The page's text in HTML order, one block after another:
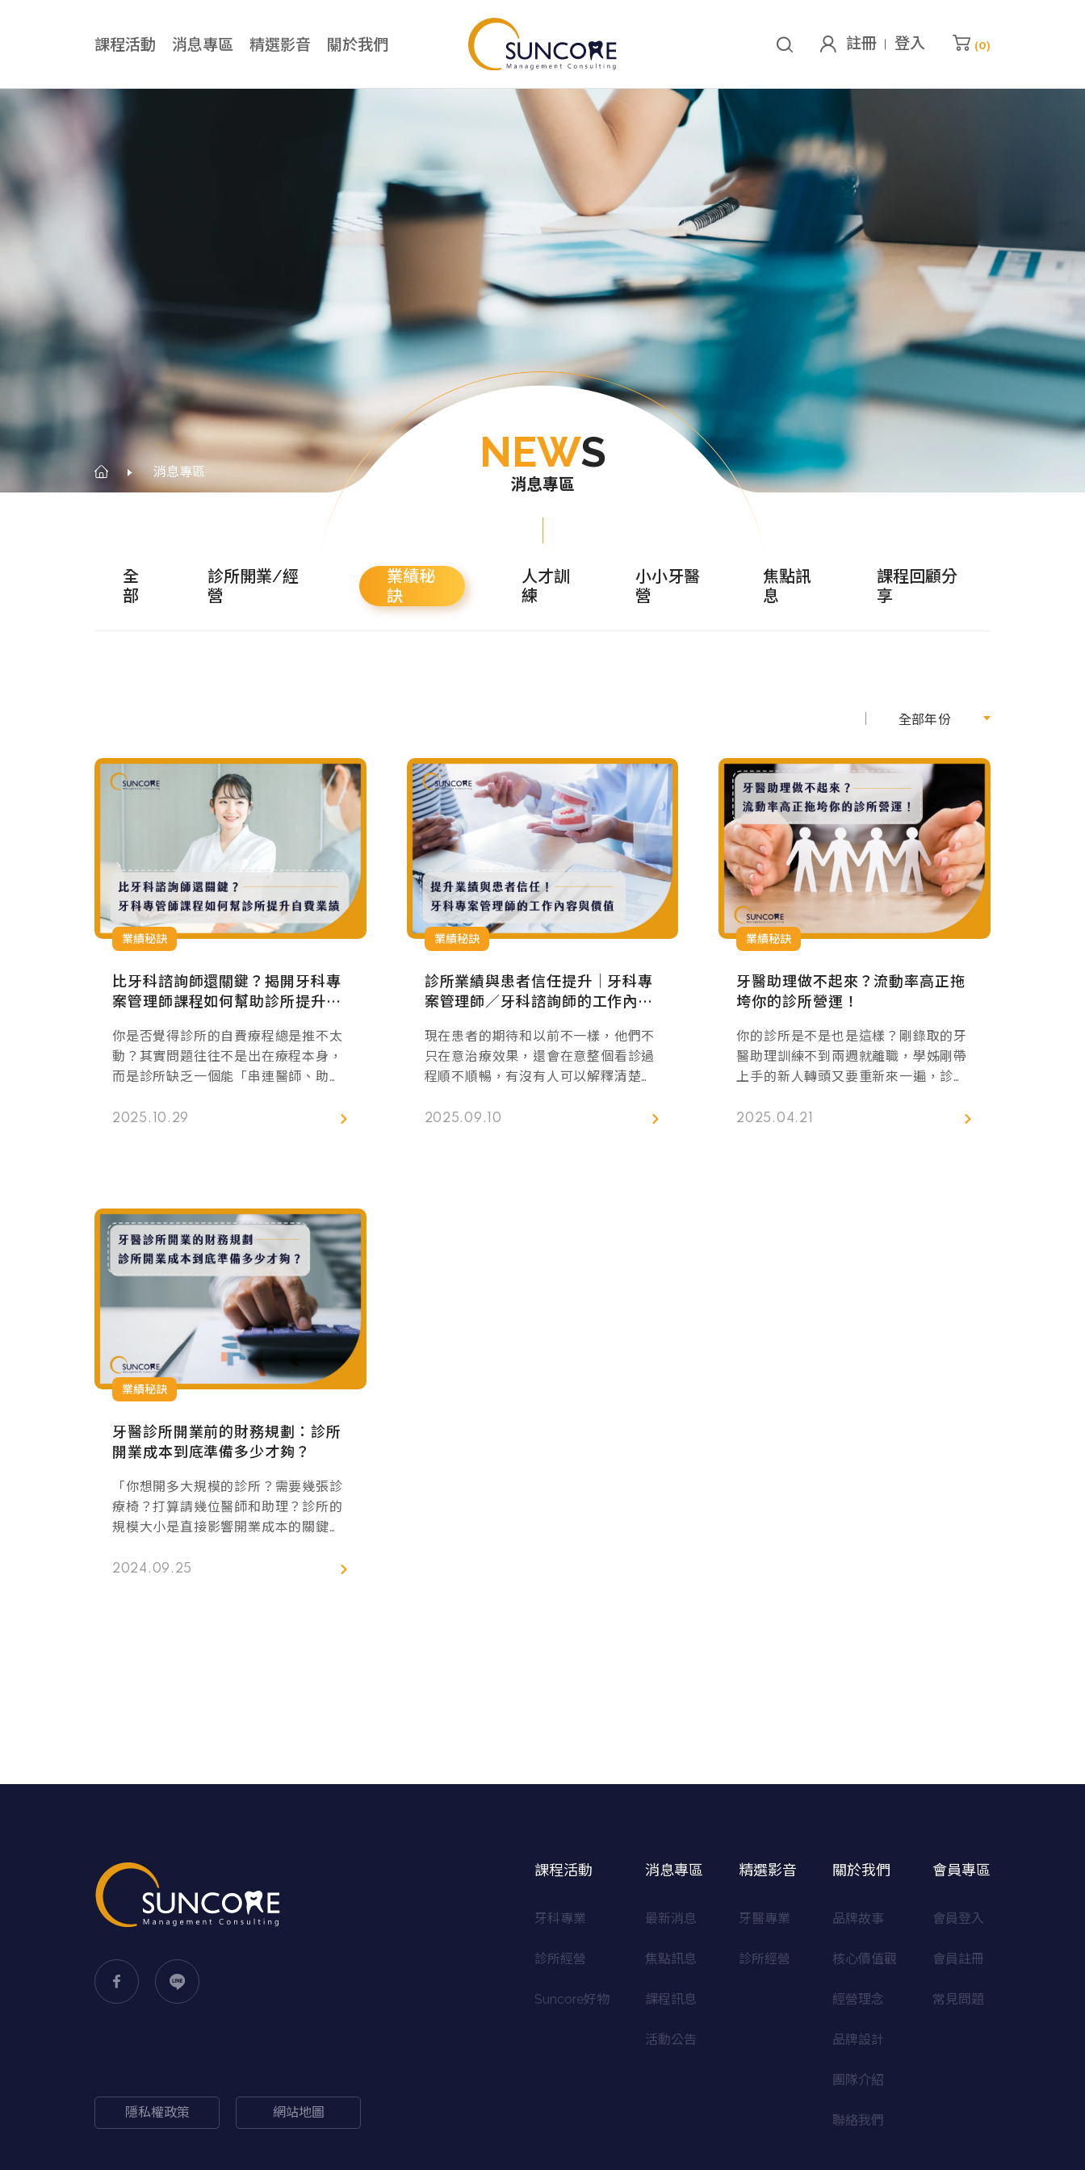
課程活動
All-on-4一日全口重建課程
Zygoma Implant 實作課程
診所經營總覽
牙醫診所經營管理課程
牙科專案管理師課程
三口品牙醫幹部訓練營
Suncore好物
Suncore好物總覽
Suncore竹好刷
消息專區 精選影音 關於我們 註冊 登入 (0)
我的購物車
查看我的購物車
NEWS
消息專區
消息專區
全
部
診所開業/經
營
業績秘
訣
人才訓
練
小小牙醫
營
焦點訊
息
課程回顧分
享
全部年份
業績秘訣
比牙科諮詢師還關鍵？揭開牙科專
案管理師課程如何幫助診所提升自
你是否覺得診所的自費療程總是推不太
動？其實問題往往不是出在療程本身，
而是診所缺乏一個能「串連醫師、助理
費療程時，會遇到病患中途放棄、助理
2025.10.29
業績秘訣
診所業績與患者信任提升｜牙科專
案管理師／牙科諮詢師的工作內容
現在患者的期待和以前不一樣，他們不
只在意治療效果，還會在意整個看診過
程順不順暢，有沒有人可以解釋清楚療
術後感受，這就是「牙科專案管理師」
2025.09.10
業績秘訣
牙醫助理做不起來？流動率高正拖
垮你的診所營運！
你的診所是不是也是這樣？剛錄取的牙
醫助理訓練不到兩週就離職，學姊剛帶
上手的新人轉頭又要重新來一遍，診間
樣的問題若不正視，將會對診所的營運
2025.04.21
業績秘訣
牙醫診所開業前的財務規劃：診所
開業成本到底準備多少才夠？
「你想開多大規模的診所？需要幾張診
療椅？打算請幾位醫師和助理？診所的
規模大小是直接影響開業成本的關鍵之
本大概落在新台幣2000萬到3000萬左
2024.09.25
隱私權政策 網站地圖
課程活動
牙科專業
診所經營
Suncore好物
消息專區
最新消息
焦點訊息
課程訊息
活動公告
精選影音
牙醫專業
診所經營
關於我們
品牌故事
核心價值觀
經營理念
品牌設計
團隊介紹
聯絡我們
會員專區
會員登入
會員註冊
常見問題